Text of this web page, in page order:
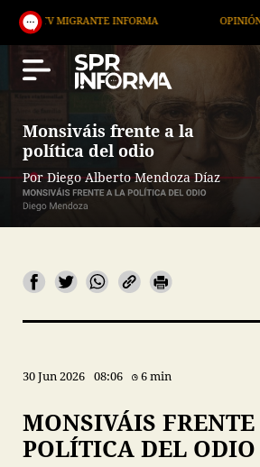
INFORMA OPINIÓN
Monsiváis frente a la
política del odio
Por Diego Alberto Mendoza Díaz
30 Jun 2026 08:06 6 min
MONSIVÁIS
POLÍTICA DEL ODIO